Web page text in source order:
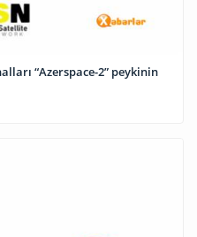
“Azerspace-2” peykinin